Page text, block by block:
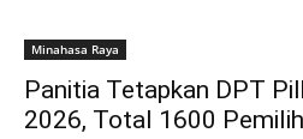
Minahasa Raya
Panitia Tetapkan DPT
2026, Total 1600 Pemilih